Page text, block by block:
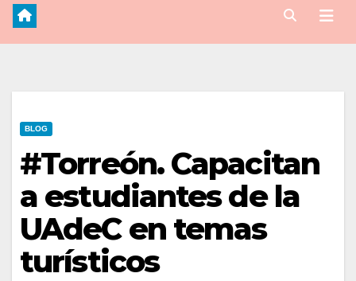
BLOG
#Torreón. Capacitan
a estudiantes de la
UAdeC en temas
turísticos